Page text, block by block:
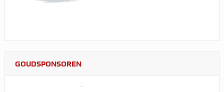
GOUDSPONSOREN